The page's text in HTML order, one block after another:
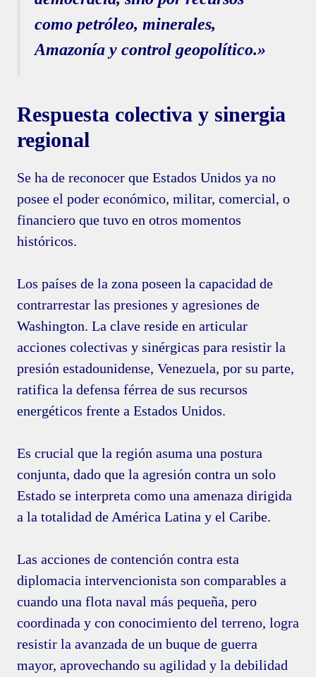
como petróleo, minerales,
Amazonía y control geopolítico.»
Respuesta colectiva y sinergia
regional
Se ha de reconocer que Estados Unidos ya no
posee el poder económico, militar, comercial, o
financiero que tuvo en otros momentos
históricos.
Los países de la zona poseen la capacidad de
contrarrestar las presiones y agresiones de
Washington. La clave reside en articular
acciones colectivas y sinérgicas para resistir la
presión estadounidense, Venezuela, por su parte,
ratifica la defensa férrea de sus recursos
energéticos frente a Estados Unidos.
Es crucial que la región asuma una postura
conjunta, dado que la agresión contra un solo
Estado se interpreta como una amenaza dirigida
a la totalidad de América Latina y el Caribe.
Las acciones de contención contra esta
diplomacia intervencionista son comparables a
cuando una flota naval más pequeña, pero
coordinada y con conocimiento del terreno, logra
resistir la avanzada de un buque de guerra
mayor, aprovechando su agilidad y la debilidad